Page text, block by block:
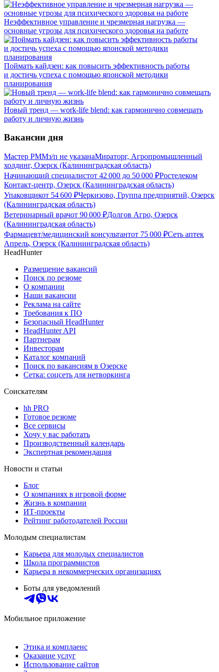
Неэффективное управление и чрезмерная нагрузка —
основные угрозы для психического здоровья на работе
Поймать кайдзен: как повысить эффективность работы
и достичь успеха с помощью японской методики
планирования
Новый тренд — work-life blend: как гармонично совмещать
работу и личную жизнь
Вакансии дня
Мастер РММз/п не указанаМираторг, Агропромышленный
холдинг, Озерск (Калининградская область)
Начинающий специалистот 42 000 до 50 000 ₽Ростелеком
Контакт-центр, Озерск (Калининградская область)
Упаковщикот 54 600 ₽Черкизово, Группа предприятий, Озерск
(Калининградская область)
Ветеринарный врачот 90 000 ₽Долгов Агро, Озерск
(Калининградская область)
Фармацевт/медицинский консультантот 75 000 ₽Сеть аптек
Апрель, Озерск (Калининградская область)
HeadHunter
Размещение вакансий
Поиск по резюме
О компании
Наши вакансии
Реклама на сайте
Требования к ПО
Безопасный HeadHunter
HeadHunter API
Партнерам
Инвесторам
Каталог компаний
Поиск по вакансиям в Озерске
Сетка: соцсеть для нетворкинга
Соискателям
hh PRO
Готовое резюме
Все сервисы
Хочу у вас работать
Производственный календарь
Экспертная рекомендация
Новости и статьи
Блог
О компаниях в игровой форме
Жизнь в компании
ИТ-проекты
Рейтинг работодателей России
Молодым специалистам
Карьера для молодых специалистов
Школа программистов
Карьера в некоммерческих организациях
Боты для уведомлений
Мобильное приложение
Этика и комплаенс
Оказание услуг
Использование сайтов